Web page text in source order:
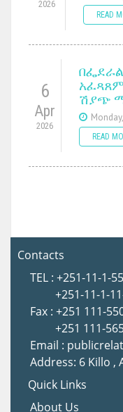
2026
READ
6
Apr
2026
ሽያጭ
READ
Contacts
TEL : +251-11-1-
+251-11-1-
Fax : +251 111-
+251 111-
Email :
Address: 6 Killo ,
Quick Links
About Us